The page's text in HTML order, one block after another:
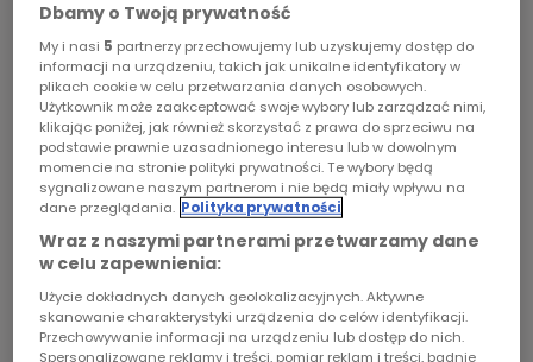
Trójka
Czwórka
PR24
Poland
Dzieci
DATA PUBLIKACJI:
2001-11-21
STRONA GŁÓWNA>ARTYKUŁ
Porażki to też są zwycięstwa
STUDIO REPORTAŻU I DOKUMENTU
Dbamy o Twoją prywatność
My i nasi 5 partnerzy przechowujemy lub uzyskujemy dostęp do
informacji na urządzeniu, takich jak unikalne identyfikatory w
plikach cookie w celu przetwarzania danych osobowych.
Użytkownik może zaakceptować swoje wybory lub zarządzać nimi,
klikając poniżej, jak również skorzystać z prawa do sprzeciwu na
podstawie prawnie uzasadnionego interesu lub w dowolnym
momencie na stronie polityki prywatności. Te wybory będą
sygnalizowane naszym partnerom i nie będą miały wpływu na
dane przeglądania. Polityka prywatności
Wraz z naszymi partnerami przetwarzamy dane
w celu zapewnienia:
Użycie dokładnych danych geolokalizacyjnych. Aktywne
skanowanie charakterystyki urządzenia do celów identyfikacji.
Przechowywanie informacji na urządzeniu lub dostęp do nich.
Spersonalizowane reklamy i treści, pomiar reklam i treści, badnie